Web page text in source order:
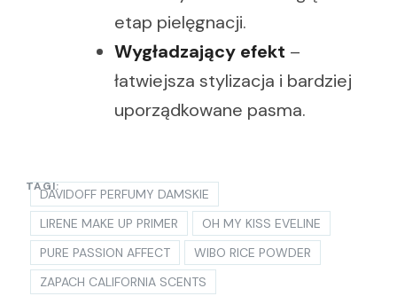
etap pielęgnacji.
Wygładzający efekt –
łatwiejsza stylizacja i bardziej
uporządkowane pasma.
TAGI:
DAVIDOFF PERFUMY DAMSKIE
LIRENE MAKE UP PRIMER
OH MY KISS EVELINE
PURE PASSION AFFECT
WIBO RICE POWDER
ZAPACH CALIFORNIA SCENTS